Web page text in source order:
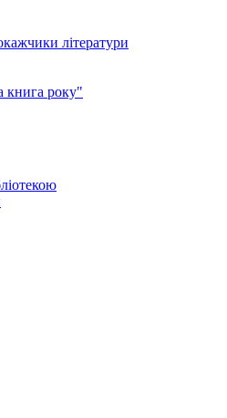
літератури
книга року"